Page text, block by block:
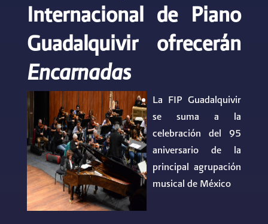
Internacional de Piano
Guadalquivir ofrecerán
Encarnadas
La FIP Guadalquivir
se suma a la
celebración del 95
aniversario de la
principal agrupación
musical de México